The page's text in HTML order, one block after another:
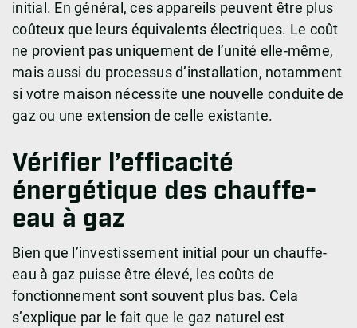
initial. En général, ces appareils peuvent être plus
coûteux que leurs équivalents électriques. Le coût
ne provient pas uniquement de l’unité elle-même,
mais aussi du processus d’installation, notamment
si votre maison nécessite une nouvelle conduite de
gaz ou une extension de celle existante.
Vérifier l’efficacité
énergétique des chauffe-
eau à gaz
Bien que l’investissement initial pour un chauffe-
eau à gaz puisse être élevé, les coûts de
fonctionnement sont souvent plus bas. Cela
s’explique par le fait que le gaz naturel est